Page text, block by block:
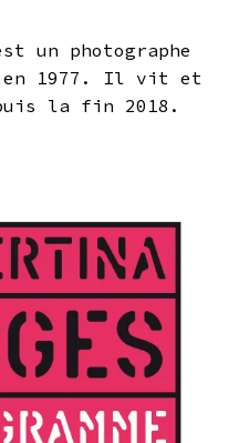
un photographe
en 1977. Il vit et
la fin 2018.